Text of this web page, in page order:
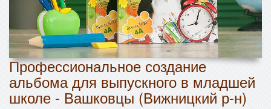
Профессиональное создание
альбома для выпускного в младшей
школе - Вашковцы (Вижницкий р-н)